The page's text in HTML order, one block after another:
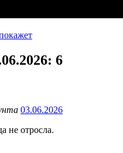
: 6
03.06.2026
не отросла.